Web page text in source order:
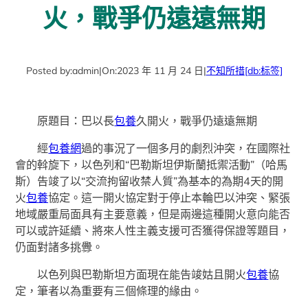
火，戰爭仍遠遠無期
Posted by:admin|On:2023 年 11 月 24 日|不知所措[db:标签]
原題目：巴以長包養久開火，戰爭仍遠遠無期
經包養網過的事況了一個多月的劇烈沖突，在國際社
會的斡旋下，以色列和“巴勒斯坦伊斯蘭抵禦活動”（哈馬
斯）告竣了以“交流拘留收禁人質”為基本的為期4天的開
火包養協定。這一開火協定對于停止本輪巴以沖突、緊張
地域嚴重局面具有主要意義，但是兩邊這種開火意向能否
可以或許延續、將來人性主義支援可否獲得保證等題目，
仍面對諸多挑釁。
以色列與巴勒斯坦方面現在能告竣姑且開火包養協
定，筆者以為重要有三個條理的緣由。